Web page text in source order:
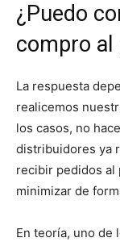
¿Puedo
compro al
La respuesta
realicemos
los casos, no
distribuidores ya
recibir pedidos al
minimizar de
En teoría, uno de